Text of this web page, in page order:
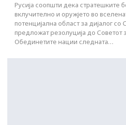
Русија соопшти дека
вклучително и оружјето во
потенцијална област за дијалог
предложат резолуција до Советот
Обединетите нации следната…